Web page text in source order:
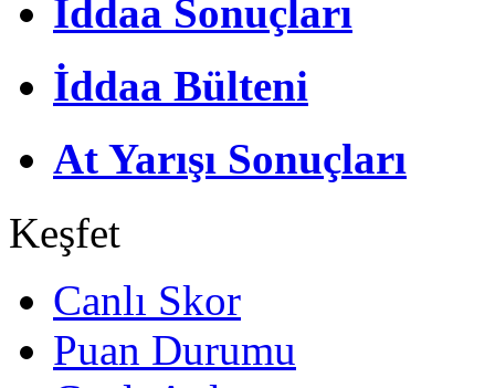
İddaa Sonuçları
İddaa Bülteni
At Yarışı Sonuçları
Keşfet
Canlı Skor
Puan Durumu